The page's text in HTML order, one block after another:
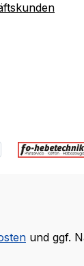
und ggf.